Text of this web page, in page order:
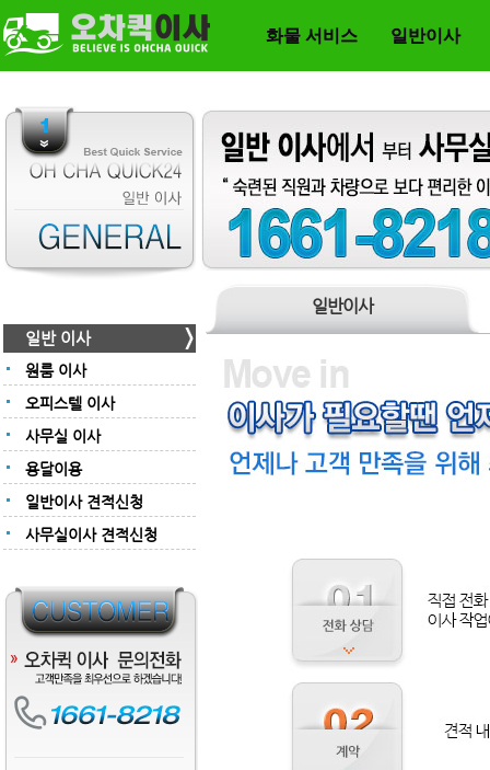
화물 서비스 일반이사
일반 이사
원룸 이사
오피스텔 이사
사무실 이사
용달이용
일반이사 견적신청
사무실이사 견적신청
일반이사